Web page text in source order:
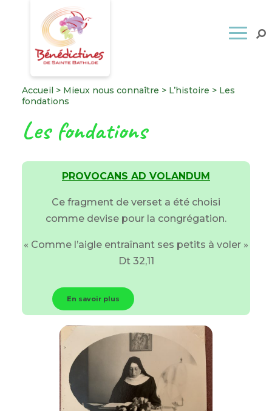
Accueil > Mieux nous connaître > L’histoire > Les
fondations
Les fondations
PROVOCANS AD VOLANDUM
Ce fragment de verset a été choisi
comme devise pour la congrégation.
« Comme l’aigle entraînant ses petits à voler »
Dt 32,11
En savoir plus